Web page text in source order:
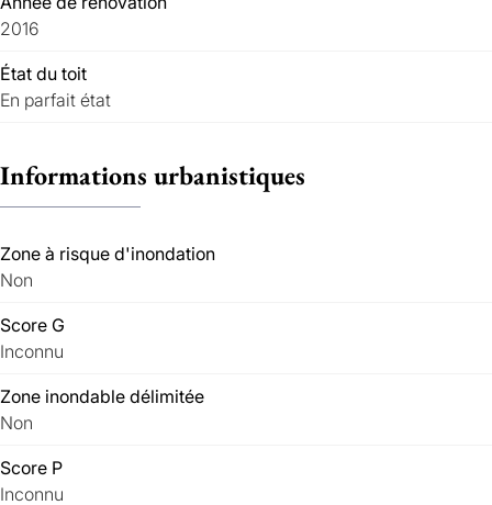
2016
État du toit
En parfait état
Informations urbanistiques
Zone à risque d'inondation
Non
Score G
Inconnu
Zone inondable délimitée
Non
Score P
Inconnu